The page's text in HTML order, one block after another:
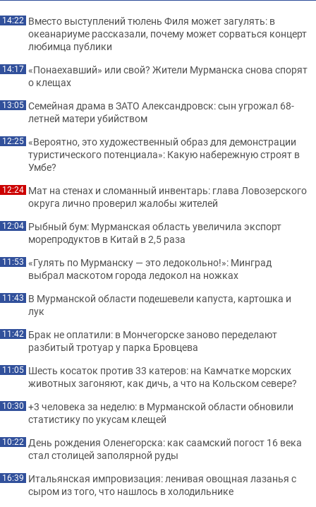
14:22 Вместо выступлений тюлень Филя может загулять: в
океанариуме рассказали, почему может сорваться концерт
любимца публики
14:17 «Понаехавший» или свой? Жители Мурманска снова спорят
о клещах
13:05 Семейная драма в ЗАТО Александровск: сын угрожал 68-
летней матери убийством
12:25 «Вероятно, это художественный образ для демонстрации
туристического потенциала»: Какую набережную строят в
Умбе?
12:24 Мат на стенах и сломанный инвентарь: глава Ловозерского
округа лично проверил жалобы жителей
12:04 Рыбный бум: Мурманская область увеличила экспорт
морепродуктов в Китай в 2,5 раза
11:53 «Гулять по Мурманску — это ледокольно!»: Минград
выбрал маскотом города ледокол на ножках
11:43 В Мурманской области подешевели капуста, картошка и
лук
11:42 Брак не оплатили: в Мончегорске заново переделают
разбитый тротуар у парка Бровцева
11:05 Шесть косаток против 33 катеров: на Камчатке морских
животных загоняют, как дичь, а что на Кольском севере?
10:30 +3 человека за неделю: в Мурманской области обновили
статистику по укусам клещей
10:22 День рождения Оленегорска: как саамский погост 16 века
стал столицей заполярной руды
16:39 Итальянская импровизация: ленивая овощная лазанья с
сыром из того, что нашлось в холодильнике